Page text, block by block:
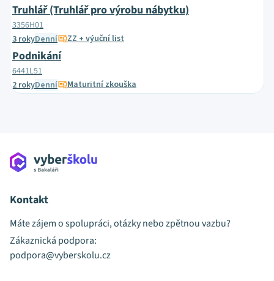
Truhlář (Truhlář pro výrobu nábytku)
3356H01
3 rokyDenní ZZ + výuční list
Podnikání
6441L51
2 rokyDenní Maturitní zkouška
Kontakt
Máte zájem o spolupráci, otázky nebo zpětnou vazbu?
Zákaznická podpora:
podpora@vyberskolu.cz